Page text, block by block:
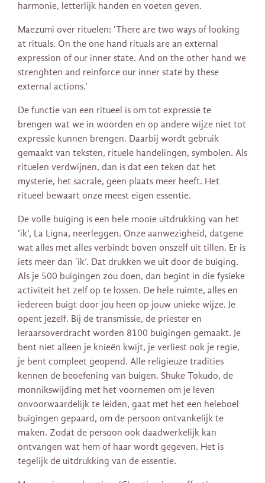
harmonie, letterlijk handen en voeten geven.
Maezumi over rituelen: ‘There are two ways of looking
at rituals. On the one hand rituals are an external
expression of our inner state. And on the other hand we
strenghten and reinforce our inner state by these
external actions.’
De functie van een ritueel is om tot expressie te
brengen wat we in woorden en op andere wijze niet tot
expressie kunnen brengen. Daarbij wordt gebruik
gemaakt van teksten, rituele handelingen, symbolen. Als
rituelen verdwijnen, dan is dat een teken dat het
mysterie, het sacrale, geen plaats meer heeft. Het
ritueel bewaart onze meest eigen essentie.
De volle buiging is een hele mooie uitdrukking van het
‘ik’, La Ligna, neerleggen. Onze aanwezigheid, datgene
wat alles met alles verbindt boven onszelf uit tillen. Er is
iets meer dan ‘ik’. Dat drukken we uit door de buiging.
Als je 500 buigingen zou doen, dan begint in die fysieke
activiteit het zelf op te lossen. De hele ruimte, alles en
iedereen buigt door jou heen op jouw unieke wijze. Je
opent jezelf. Bij de transmissie, de priester en
leraarsoverdracht worden 8100 buigingen gemaakt. Je
bent niet alleen je knieën kwijt, je verliest ook je regie,
je bent compleet geopend. Alle religieuze tradities
kennen de beoefening van buigen. Shuke Tokudo, de
monnikswijding met het voornemen om je leven
onvoorwaardelijk te leiden, gaat met het een heleboel
buigingen gepaard, om de persoon ontvankelijk te
maken. Zodat de persoon ook daadwerkelijk kan
ontvangen wat hem of haar wordt gegeven. Het is
tegelijk de uitdrukking van de essentie.